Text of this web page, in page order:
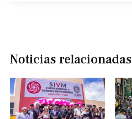
Noticias relacionadas